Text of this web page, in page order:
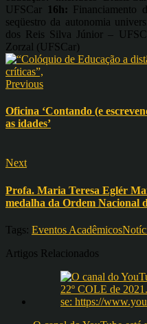
UFSCar
16h: Financiamento
seqüestro da autonomia
dos Reis Silva Júnior –
Zorzal (UFSCar)
Previous
Oficina ‘Contando (e
as idades’
Next
Profa. Maria Teresa Eglér
medalha da Ordem Nacional
Tags: Eventos Acadêmicos
Artigos Relacionados